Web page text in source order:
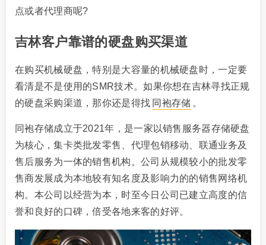
点或者代理商呢?
吉林客户靠谱的硬盘购买渠道
在购买机械硬盘，特别是大容量的机械硬盘时，一定要
看清是不是使用的SMR技术。如果你想在吉林寻找正规
的硬盘采购渠道，那你还是得找 同袍存储 。
同袍存储成立于2021年，是一家以销售服务器存储硬盘
为核心，集卡类批发零售、代理包销移动、联通业务及
售后服务为一体的销售机构。公司从规模较小的批发零
售商发展成为本地较有知名度及影响力的的销售网络机
构。本公司以经营为本，时至今日公司已建立高度的信
誉和良好的口碑，倍受各地来客的好评。